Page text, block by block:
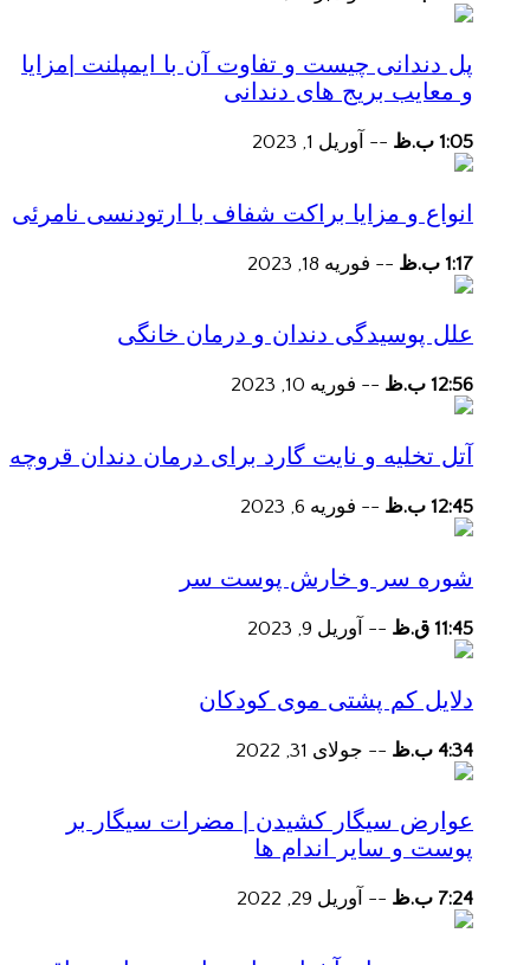
پل دندانی چیست و تفاوت آن با ایمپلنت |مزایا
و معایب بریج های دندانی
1:05 ب.ظ -- آوریل 1, 2023
انواع و مزایا براکت شفاف با ارتودنسی نامرئی
1:17 ب.ظ -- فوریه 18, 2023
علل پوسیدگی دندان و درمان خانگی
12:56 ب.ظ -- فوریه 10, 2023
آتل تخلیه و نایت گارد برای درمان دندان قروچه
12:45 ب.ظ -- فوریه 6, 2023
شوره سر و خارش پوست سر
11:45 ق.ظ -- آوریل 9, 2023
دلایل کم پشتی موی کودکان
4:34 ب.ظ -- جولای 31, 2022
عوارض سیگار کشیدن | مضرات سیگار بر
پوست و سایر اندام ها
7:24 ب.ظ -- آوریل 29, 2022